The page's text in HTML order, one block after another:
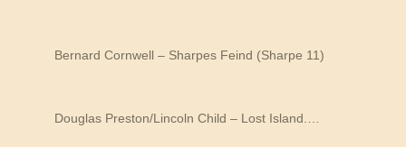
Bernard Cornwell – Sharpes Feind (Sharpe 11)
Douglas Preston/Lincoln Child – Lost Island.…